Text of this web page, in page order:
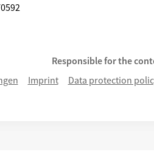
Responsible for the
Imprint Data protection